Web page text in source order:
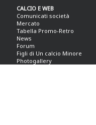
CALCIO E WEB
Comunicati società
Mercato
Tabella Promo-Retro
News
Forum
Figli di Un calcio Minore
Photogallery